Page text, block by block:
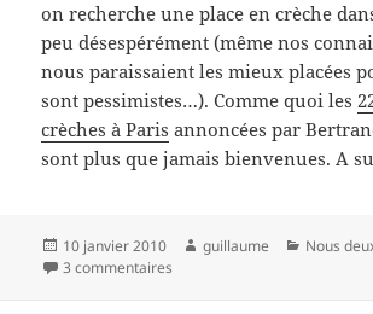
on recherche une place en crèche
peu désespérément (même nos
nous paraissaient les mieux placées
sont pessimistes…). Comme quoi les
crèches à Paris annoncées par
sont plus que jamais bienvenues. A
Publié
le
10 janvier 2010 Auteur
guillaume
Nous
3 commentaires